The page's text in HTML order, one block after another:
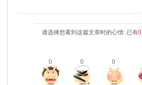
请选择您看到这篇文章时的心情: 已有0
0 0 0